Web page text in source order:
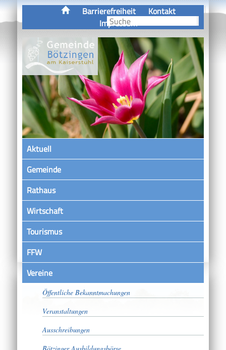
Barrierefreiheit
Kontakt
Impressum
Aktuell
Gemeinde
Rathaus
Wirtschaft
Tourismus
FFW
VereineSatzungen
Öffentliche Bekanntmachungen
Veranstaltungen
Ausschreibungen